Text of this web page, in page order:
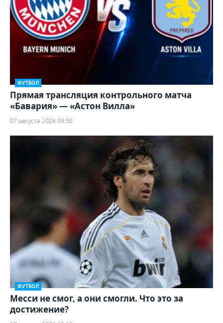
ФУТБОЛ
Прямая трансляция контрольного матча
«Бавария» — «Астон Вилла»
07 августа 2026 09:50
ФУТБОЛ
Месси не смог, а они смогли. Что это за
достижение?